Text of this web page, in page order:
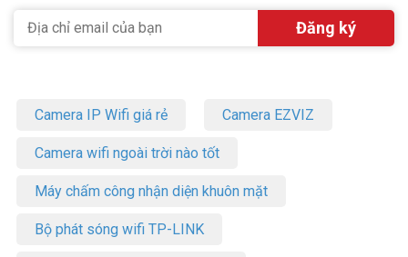
Camera IP Wifi giá rẻ Camera EZVIZ
Camera wifi ngoài trời nào tốt
Máy chấm công nhận diện khuôn mặt
Bộ phát sóng wifi TP-LINK